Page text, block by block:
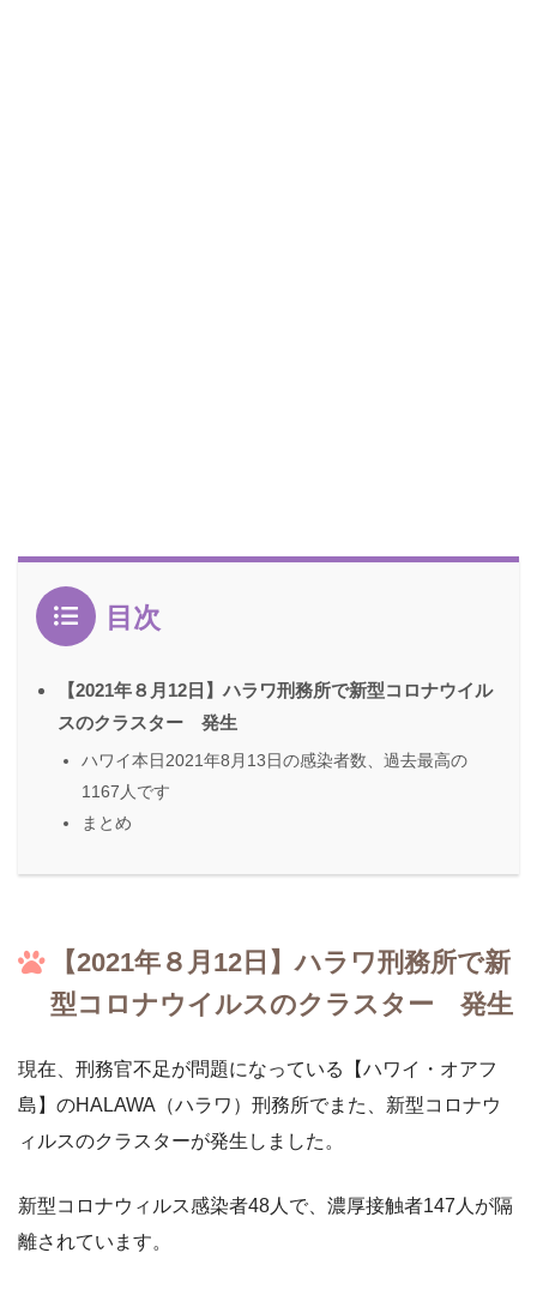
目次
【2021年８月12日】ハラワ刑務所で新型コロナウイル
スのクラスター 発生
ハワイ本日2021年8月13日の感染者数、過去最高の
1167人です
まとめ
【2021年８月12日】ハラワ刑務所で新
型コロナウイルスのクラスター 発生
現在、刑務官不足が問題になっている【ハワイ・オアフ
島】のHALAWA（ハラワ）刑務所でまた、新型コロナウ
ィルスのクラスターが発生しました。
新型コロナウィルス感染者48人で、濃厚接触者147人が隔
離されています。